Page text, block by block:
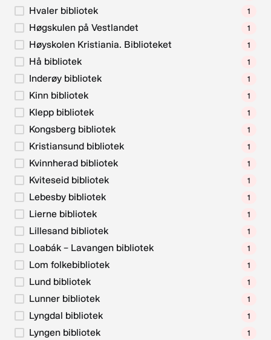
Hvaler bibliotek 1
Høgskulen på Vestlandet 1
Høyskolen Kristiania. Biblioteket 1
Hå bibliotek 1
Inderøy bibliotek 1
Kinn bibliotek 1
Klepp bibliotek 1
Kongsberg bibliotek 1
Kristiansund bibliotek 1
Kvinnherad bibliotek 1
Kviteseid bibliotek 1
Lebesby bibliotek 1
Lierne bibliotek 1
Lillesand bibliotek 1
Loabák – Lavangen bibliotek 1
Lom folkebibliotek 1
Lund bibliotek 1
Lunner bibliotek 1
Lyngdal bibliotek 1
Lyngen bibliotek 1